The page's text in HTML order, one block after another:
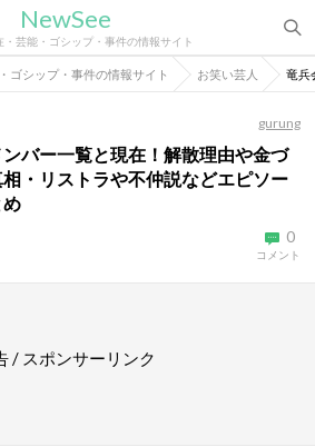
NewSee
・芸能・ゴシップ・事件の情報サイト
ゴシップ・事件の情報サイト お笑い芸人 竜兵
gurung
バー一覧と現在！解散理由や金づ
・リストラや不仲説などエピソー
め
0
コメント
/ スポンサーリンク